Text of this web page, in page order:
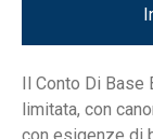
Il Conto Di Base
limitata, con